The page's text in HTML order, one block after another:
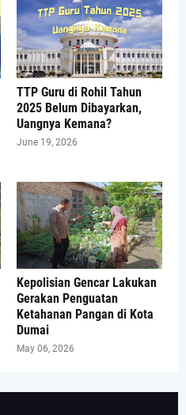
TTP Guru di Rohil Tahun
2025 Belum Dibayarkan,
Uangnya Kemana?
June 19, 2026
Kepolisian Gencar Lakukan
Gerakan Penguatan
Ketahanan Pangan di Kota
Dumai
May 06, 2026